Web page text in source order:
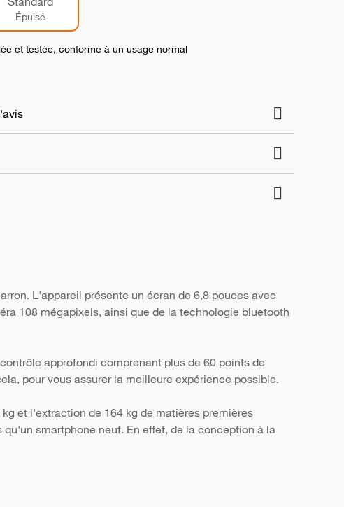
Épuisé
et testée, conforme à un usage normal
L'appareil présente un écran de 6,8 pouces avec
108 mégapixels, ainsi que de la technologie bluetooth
approfondi comprenant plus de 60 points de
pour vous assurer la meilleure expérience possible.
et l'extraction de 164 kg de matières premières
smartphone neuf. En effet, de la conception à la